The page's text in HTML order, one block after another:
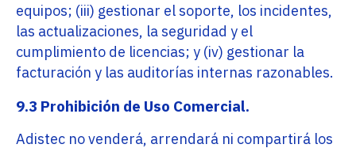
equipos; (iii) gestionar el soporte, los incidentes,
las actualizaciones, la seguridad y el
cumplimiento de licencias; y (iv) gestionar la
facturación y las auditorías internas razonables.
9.3 Prohibición de Uso Comercial.
Adistec no venderá, arrendará ni compartirá los